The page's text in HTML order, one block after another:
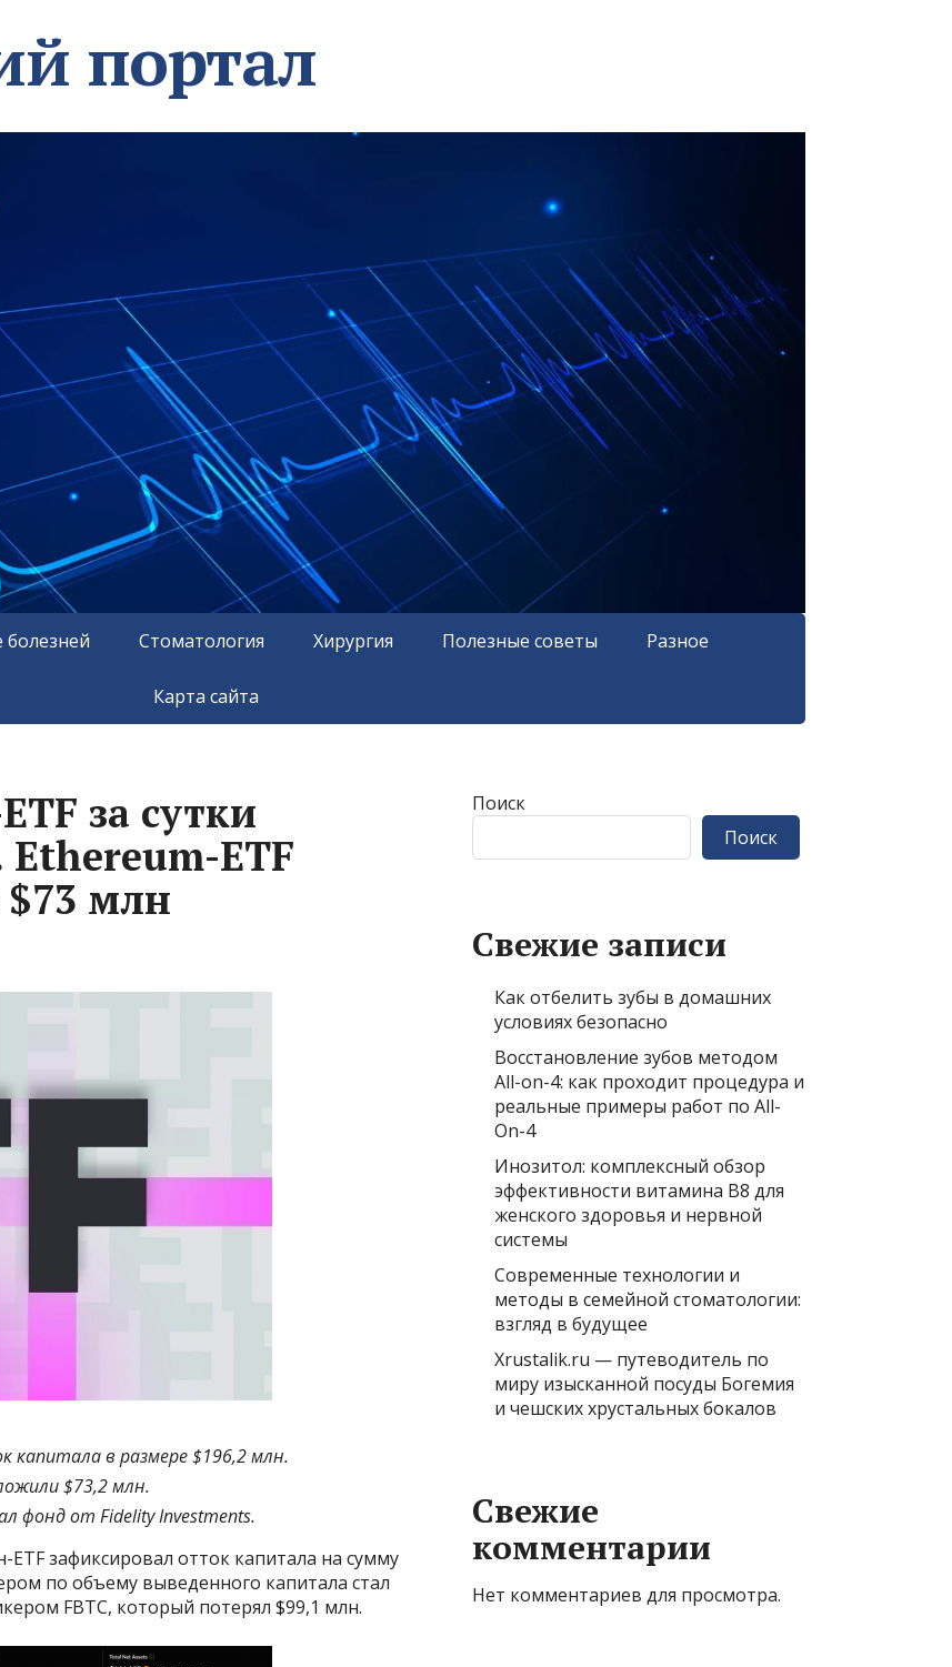
портал
болезней Стоматология Хирургия Полезные советы Разное
Карта сайта
за сутки
ETF
млн
капитала в размере $196,2 млн.
$73,2 млн.
фонд от Fidelity Investments.
ETF зафиксировал отток капитала на сумму
по объему выведенного капитала стал
FBTC, который потерял $99,1 млн.
Поиск
Поиск
Свежие записи
Как отбелить зубы в домашних
условиях безопасно
Восстановление зубов методом
All-on-4: как проходит процедура и
реальные примеры работ по All-
On-4
Инозитол: комплексный обзор
эффективности витамина B8 для
женского здоровья и нервной
системы
Современные технологии и
методы в семейной стоматологии:
взгляд в будущее
Xrustalik.ru — путеводитель по
миру изысканной посуды Богемия
и чешских хрустальных бокалов
Свежие
комментарии
Нет комментариев для просмотра.